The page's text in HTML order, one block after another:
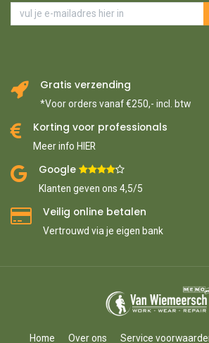
Gratis verzending
*Voor orders vanaf €250,- incl. btw
Korting voor professionals
Meer info HIER
Google ​
Klanten geven ons 4,5/5
Veilig online betalen
Vertrouwd via je eigen bank
Home Over ons Service